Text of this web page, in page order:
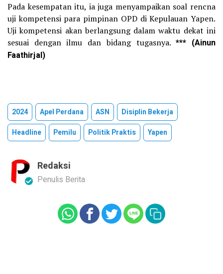
Pada kesempatan itu, ia juga menyampaikan soal rencna
uji kompetensi para pimpinan OPD di Kepulauan Yapen.
Uji kompetensi akan berlangsung dalam waktu dekat ini
sesuai dengan ilmu dan bidang tugasnya.*** (Ainun
Faathirjal)
2024 Apel Perdana ASN
Disiplin Bekerja
Headline
Pemilu Politik Praktis Yapen
Redaksi
Penulis Berita